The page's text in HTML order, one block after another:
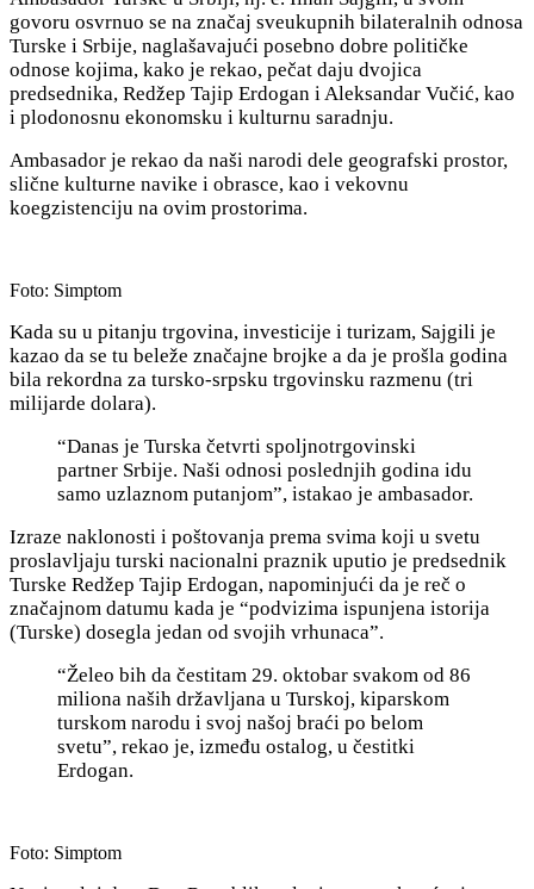
govoru osvrnuo se na značaj sveukupnih bilateralnih odnosa
Turske i Srbije, naglašavajući posebno dobre političke
odnose kojima, kako je rekao, pečat daju dvojica
predsednika, Redžep Tajip Erdogan i Aleksandar Vučić, kao
i plodonosnu ekonomsku i kulturnu saradnju.
Ambasador je rekao da naši narodi dele geografski prostor,
slične kulturne navike i obrasce, kao i vekovnu
koegzistenciju na ovim prostorima.
Foto: Simptom
Kada su u pitanju trgovina, investicije i turizam, Sajgili je
kazao da se tu beleže značajne brojke a da je prošla godina
bila rekordna za tursko-srpsku trgovinsku razmenu (tri
milijarde dolara).
“Danas je Turska četvrti spoljnotrgovinski
partner Srbije. Naši odnosi poslednjih godina idu
samo uzlaznom putanjom”, istakao je ambasador.
Izraze naklonosti i poštovanja prema svima koji u svetu
proslavljaju turski nacionalni praznik uputio je predsednik
Turske Redžep Tajip Erdogan, napominjući da je reč o
značajnom datumu kada je “podvizima ispunjena istorija
(Turske) dosegla jedan od svojih vrhunaca”.
“Želeo bih da čestitam 29. oktobar svakom od 86
miliona naših državljana u Turskoj, kiparskom
turskom narodu i svoj našoj braći po belom
svetu”, rekao je, između ostalog, u čestitki
Erdogan.
Foto: Simptom